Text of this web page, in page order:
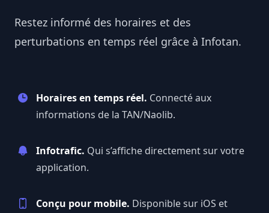
Restez informé des horaires et des
perturbations en temps réel grâce à Infotan.
Horaires en temps réel. Connecté aux
informations de la TAN/Naolib.
Infotrafic. Qui s’affiche directement sur votre
application.
Conçu pour mobile. Disponible sur iOS et